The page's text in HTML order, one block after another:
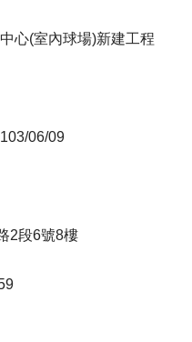
心(室內球場)新建工程
06/09
2段6號8樓